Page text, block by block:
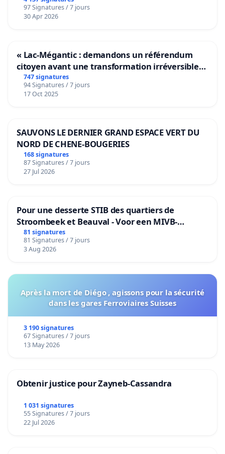
empêcher.
votre métier artistique ou votre secteur. Merci !
97 Signatures / 7 jours
30 Apr 2026
« Lac-Mégantic : demandons un référendum
citoyen avant une transformation irréversible
de notre territoire »
747 signatures
94 Signatures / 7 jours
17 Oct 2025
SAUVONS LE DERNIER GRAND ESPACE VERT DU
NORD DE CHENE-BOUGERIES
168 signatures
87 Signatures / 7 jours
27 Jul 2026
Pour une desserte STIB des quartiers de
Stroombeek et Beauval - Voor een MIVB-
bediening van de wijken Strombeek en Het
Voor
81 signatures
81 Signatures / 7 jours
3 Aug 2026
Après la mort de Diégo , agissons pour la sécurité
dans les gares Ferroviaires Suisses
3 190 signatures
67 Signatures / 7 jours
13 May 2026
Obtenir justice pour Zayneb-Cassandra
1 031 signatures
55 Signatures / 7 jours
22 Jul 2026